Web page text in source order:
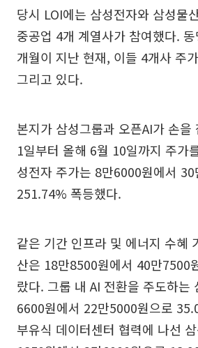
당시 LOI에는 삼성전자와 삼성물
중공업 4개 계열사가 참여했다.
개월이 지난 현재, 이들 4개사 주
그리고 있다.
본지가 삼성그룹과 오픈AI가 손을
1일부터 올해 6월 10일까지 주가
성전자 주가는 8만6000원에서
251.74% 폭등했다.
같은 기간 인프라 및 에너지 수혜
산은 18만8500원에서 40만7500
랐다. 그룹 내 AI 전환을 주도하는
6600원에서 22만5000원으로
부유식 데이터센터 협력에 나선